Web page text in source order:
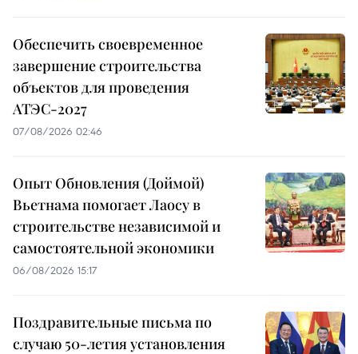
Обеспечить своевременное
завершение строительства
объектов для проведения
АТЭС-2027
07/08/2026 02:46
Опыт Обновления (Доймой)
Вьетнама помогает Лаосу в
строительстве независимой и
самостоятельной экономики
06/08/2026 15:17
Поздравительные письма по
случаю 50-летия установления